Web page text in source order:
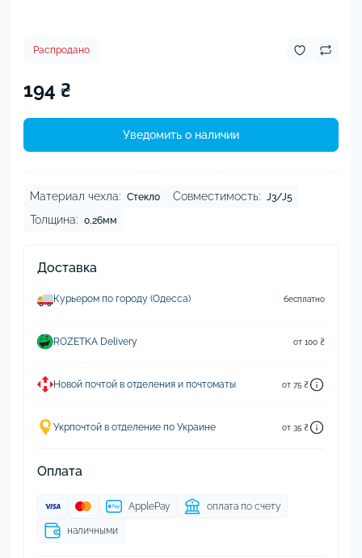
Распродано
194 ₴
Уведомить о наличии
Материал чехла: Стекло Совместимость: J3/J5
Толщина: 0,26мм
Доставка
Курьером по городу (Одесса) бесплатно
ROZETKA Delivery от 100 ₴
Новой почтой в отделения и почтоматы от 75 ₴
Укрпочтой в отделение по Украине от 35 ₴
Оплата
ApplePay оплата по счету
наличными